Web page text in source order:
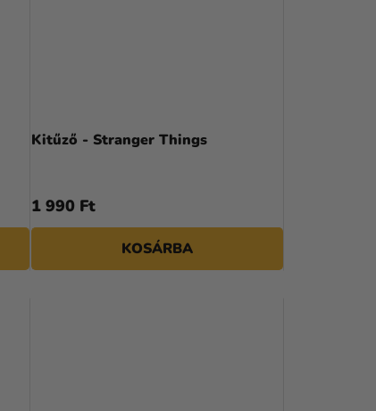
Kitűző - Stranger Things
1 990 Ft
KOSÁRBA